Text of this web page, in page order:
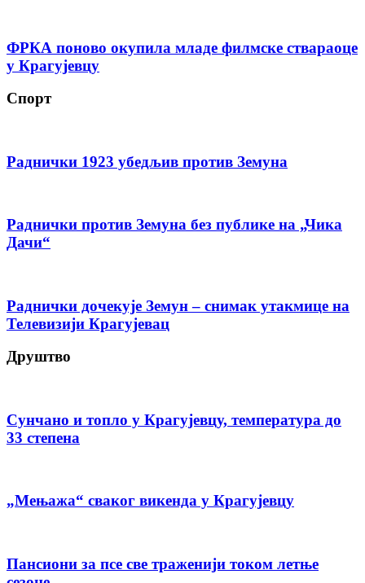
ФРКА поново окупила младе филмске ствараоце
у Крагујевцу
Спорт
Раднички 1923 убедљив против Земуна
Раднички против Земуна без публике на „Чика
Дачи“
Раднички дочекује Земун – снимак утакмице на
Телевизији Крагујевац
Друштво
Сунчано и топло у Крагујевцу, температура до
33 степена
„Мењажа“ сваког викенда у Крагујевцу
Пансиони за псе све траженији током летње